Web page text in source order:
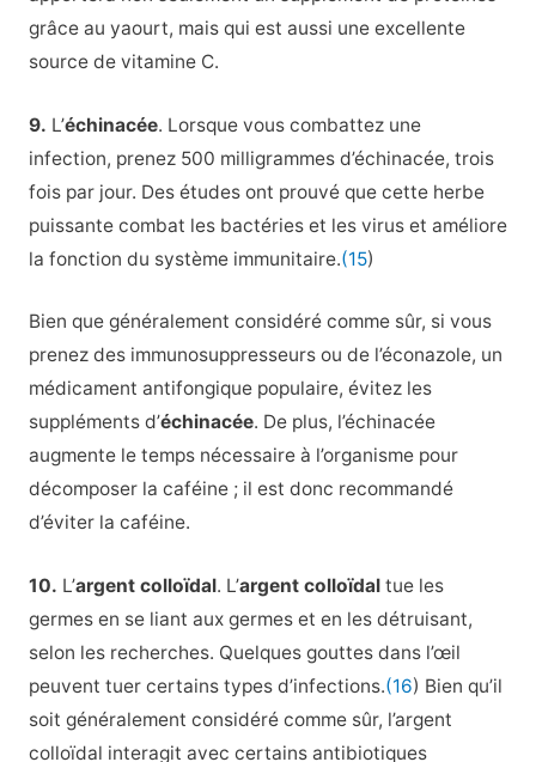
grâce au yaourt, mais qui est aussi une excellente
source de vitamine C.
9. L’échinacée. Lorsque vous combattez une
infection, prenez 500 milligrammes d’échinacée, trois
fois par jour. Des études ont prouvé que cette herbe
puissante combat les bactéries et les virus et améliore
la fonction du système immunitaire.(15)
Bien que généralement considéré comme sûr, si vous
prenez des immunosuppresseurs ou de l’éconazole, un
médicament antifongique populaire, évitez les
suppléments d’échinacée. De plus, l’échinacée
augmente le temps nécessaire à l’organisme pour
décomposer la caféine ; il est donc recommandé
d’éviter la caféine.
10. L’argent colloïdal. L’argent colloïdaltue les
germes en se liant aux germes et en les détruisant,
selon les recherches. Quelques gouttes dans l’œil
peuvent tuer certains types d’infections.(16) Bien qu’il
soit généralement considéré comme sûr, l’argent
colloïdal interagit avec certains antibiotiques